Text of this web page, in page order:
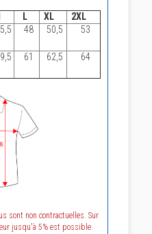
L XL
2XL
48 50,5 53
61 62,5 64
sont non contractuelles. Sur
jusqu'à 5% est possible.